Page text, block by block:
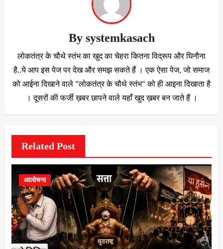
By systemkasach
लोकतंत्र के चौथे स्तंभ का खुद का चेहरा कितना विद्रूप और घिनौना
है..ये आप इस पेज पर देख और समझ सकते हैं । एक ऐसा पेज, जो समाज
को आईना दिखाने वाले "लोकतंत्र के चौथे स्तंभ" को ही आइना दिखाता है
। दूसरों की फर्जी ख़बर छापने वाले यहाँ खुद ख़बर बन जाते हैं ।
Related Post
आलोचना